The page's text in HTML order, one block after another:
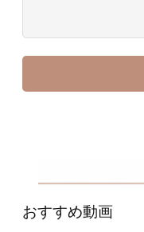
おすすめ動画